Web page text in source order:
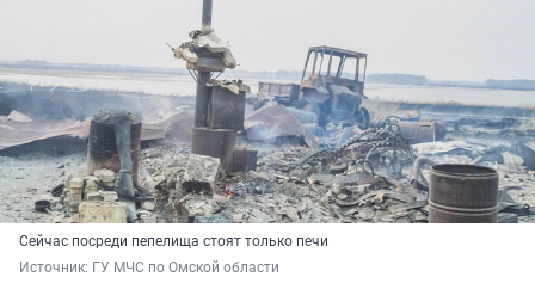
Сейчас посреди пепелища стоят только печи
Источник: ГУ МЧС по Омской области